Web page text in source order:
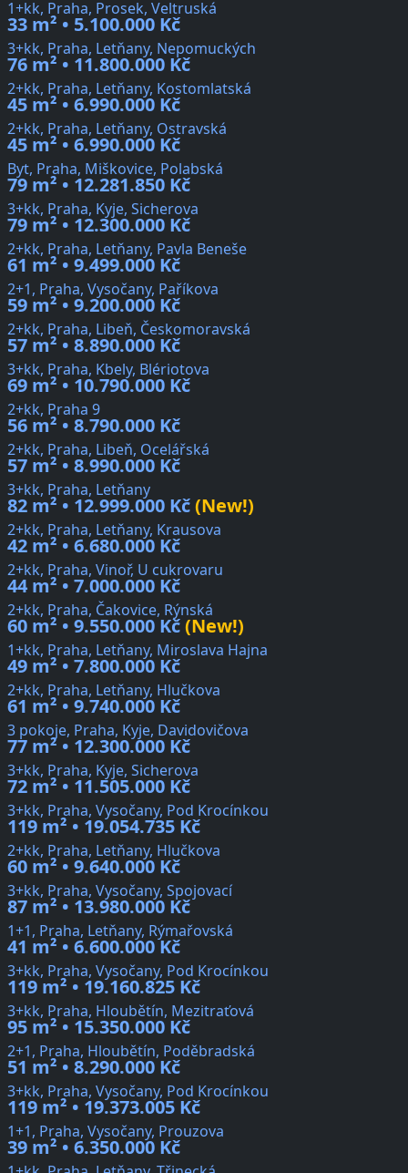
1+kk, Praha, Prosek, Veltruská
33 m² • 5.100.000 Kč
3+kk, Praha, Letňany, Nepomuckých
76 m² • 11.800.000 Kč
2+kk, Praha, Letňany, Kostomlatská
45 m² • 6.990.000 Kč
2+kk, Praha, Letňany, Ostravská
45 m² • 6.990.000 Kč
Byt, Praha, Miškovice, Polabská
79 m² • 12.281.850 Kč
3+kk, Praha, Kyje, Sicherova
79 m² • 12.300.000 Kč
2+kk, Praha, Letňany, Pavla Beneše
61 m² • 9.499.000 Kč
2+1, Praha, Vysočany, Paříkova
59 m² • 9.200.000 Kč
2+kk, Praha, Libeň, Českomoravská
57 m² • 8.890.000 Kč
3+kk, Praha, Kbely, Blériotova
69 m² • 10.790.000 Kč
2+kk, Praha 9
56 m² • 8.790.000 Kč
2+kk, Praha, Libeň, Ocelářská
57 m² • 8.990.000 Kč
3+kk, Praha, Letňany
82 m² • 12.999.000 Kč(New!)
2+kk, Praha, Letňany, Krausova
42 m² • 6.680.000 Kč
2+kk, Praha, Vinoř, U cukrovaru
44 m² • 7.000.000 Kč
2+kk, Praha, Čakovice, Rýnská
60 m² • 9.550.000 Kč(New!)
1+kk, Praha, Letňany, Miroslava Hajna
49 m² • 7.800.000 Kč
2+kk, Praha, Letňany, Hlučkova
61 m² • 9.740.000 Kč
3 pokoje, Praha, Kyje, Davidovičova
77 m² • 12.300.000 Kč
3+kk, Praha, Kyje, Sicherova
72 m² • 11.505.000 Kč
3+kk, Praha, Vysočany, Pod Krocínkou
119 m² • 19.054.735 Kč
2+kk, Praha, Letňany, Hlučkova
60 m² • 9.640.000 Kč
3+kk, Praha, Vysočany, Spojovací
87 m² • 13.980.000 Kč
1+1, Praha, Letňany, Rýmařovská
41 m² • 6.600.000 Kč
3+kk, Praha, Vysočany, Pod Krocínkou
119 m² • 19.160.825 Kč
3+kk, Praha, Hloubětín, Mezitraťová
95 m² • 15.350.000 Kč
2+1, Praha, Hloubětín, Poděbradská
51 m² • 8.290.000 Kč
3+kk, Praha, Vysočany, Pod Krocínkou
119 m² • 19.373.005 Kč
1+1, Praha, Vysočany, Prouzova
39 m² • 6.350.000 Kč